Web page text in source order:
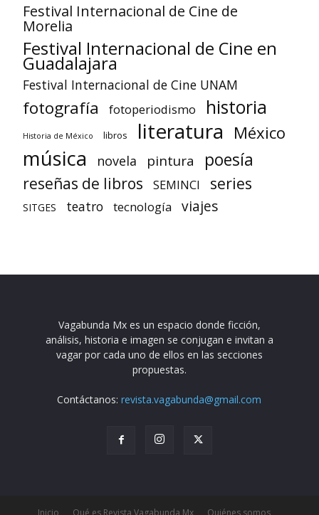
Festival Internacional de Cine de
Morelia
Festival Internacional de Cine en
Guadalajara
Festival Internacional de Cine UNAM
fotografía fotoperiodismo historia
Historia de México libros literatura México
música novela pintura poesía
reseñas de libros SEMINCI series
SITGES teatro tecnología viajes
Vagabunda Mx es un espacio donde ficción,
análisis, historia e imagen se conjugan e invitan a
vagar por cada uno de ellos en las secciones
propuestas.
Contáctanos:revista.vagabunda@gmail.com
Inicio Qué es Revista Vagabunda Mx Quiénes somos